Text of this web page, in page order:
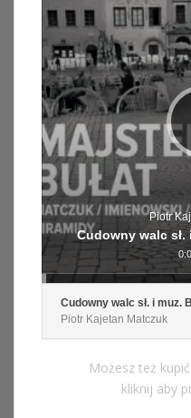
Piotr
Cudowny walc sł.
Cudowny walc sł. i muz.
Piotr Kajetan Matczuk
Możesz też
kliknij aby